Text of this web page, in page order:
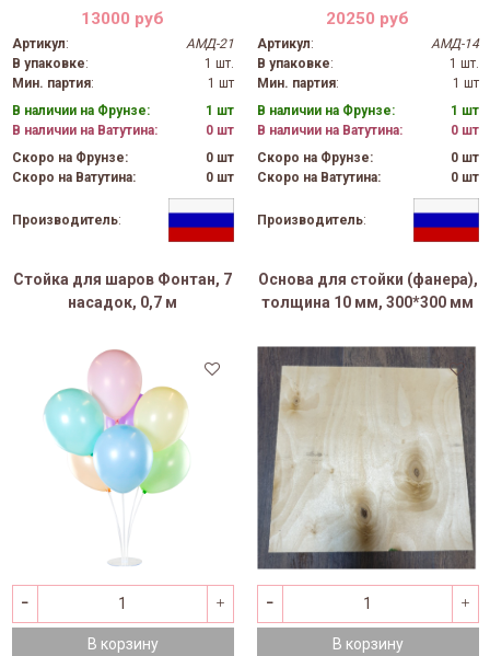
13000 руб
Артикул:
АМД-21
В упаковке:
1 шт.
Мин. партия:
1 шт
В наличии на Фрунзе:
1 шт
В наличии на Ватутина:
0 шт
Скоро на Фрунзе:
0 шт
Скоро на Ватутина:
0 шт
Производитель:
20250 руб
Артикул:
АМД-14
В упаковке:
1 шт.
Мин. партия:
1 шт
В наличии на Фрунзе:
1 шт
В наличии на Ватутина:
0 шт
Скоро на Фрунзе:
0 шт
Скоро на Ватутина:
0 шт
Производитель:
Стойка для шаров Фонтан, 7
насадок, 0,7 м
В корзину
Основа для стойки (фанера),
толщина 10 мм, 300*300 мм
В корзину